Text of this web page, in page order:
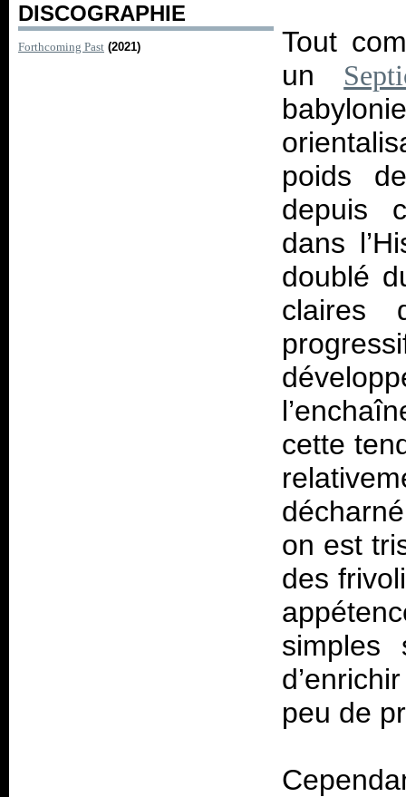
DISCOGRAPHIE
Forthcoming Past (2021)
Tout
un
poids
depuis
dans
doublé
claires
cette
on est
des
simples
peu de